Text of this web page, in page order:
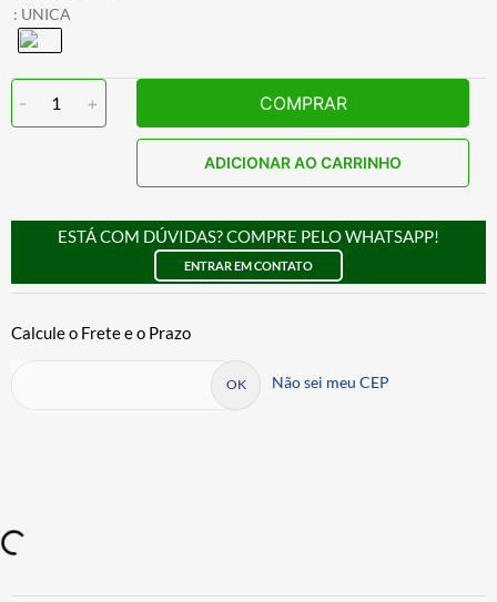
: UNICA
- 1 + COMPRAR
ADICIONAR AO CARRINHO
ESTÁ COM DÚVIDAS? COMPRE PELO WHATSAPP!
ENTRAR EM CONTATO
Não sei meu CEP